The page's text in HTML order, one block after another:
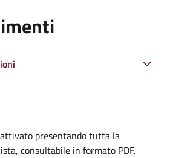
presentando tutta la
consultabile in formato PDF.